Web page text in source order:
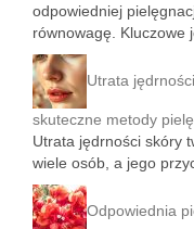
odpowiedniej
równowagę. Kluczowe
Utrata
skuteczne metody
Utrata jędrności skóry
wiele osób, a jego
Odpowiednia